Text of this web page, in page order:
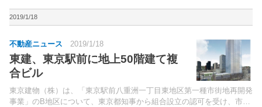
円（同6.6...
2019/1/18
不動産ニュース 2019/1/18
東建、東京駅前に地上50階建て複
合ビル
東京建物（株）は、「東京駅前八重洲一丁目東地区第一種市街地再開発
事業」のB地区について、東京都知事から組合設立の認可を受け、市街